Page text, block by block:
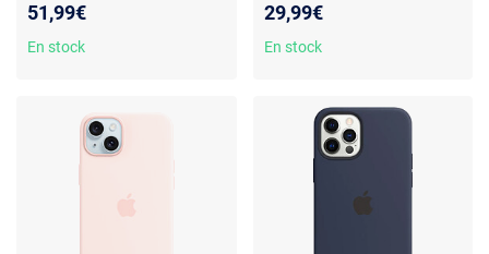
élégant
51,99€
En stock
iPhone 13
29,99€
En stock